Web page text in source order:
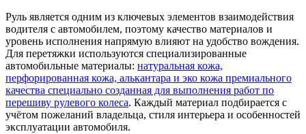
Руль является одним из ключевых элементов взаимодействия
водителя с автомобилем, поэтому качество материалов и
уровень исполнения напрямую влияют на удобство вождения.
Для перетяжки используются специализированные
автомобильные материалы: натуральная кожа,
перфорированная кожа, алькантара и эко кожа премиального
качества специально созданная для выполнения работ по
перешиву рулевого колеса. Каждый материал подбирается с
учётом пожеланий владельца, стиля интерьера и особенностей
эксплуатации автомобиля.